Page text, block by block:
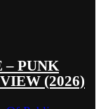
– PUNK
(2026)